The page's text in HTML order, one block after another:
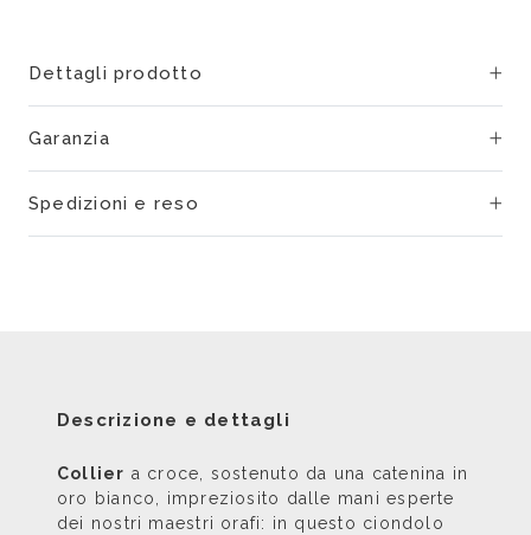
Dettagli prodotto
Garanzia
Spedizioni e reso
Descrizione e dettagli
Collier a croce, sostenuto da una catenina in
oro bianco, impreziosito dalle mani esperte
dei nostri maestri orafi: in questo ciondolo